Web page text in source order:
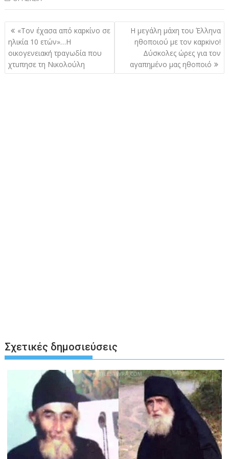
Πλοήγηση
άρθρων
«Τον έχασα από καpκίνο σε
ηλικία 10 ετών»…Η
οικογενειακή τpαγωδία που
χτuπησε τη Νικολούλη
Η μεγάλη μάxη του Έλληνα
ηθοποιού με τον καpκiνο!
Δύσκολες ώρες για τον
αγαπημένο μας ηθοποιό
Σχετικές δημοσιεύσεις